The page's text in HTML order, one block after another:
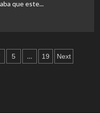
que este...
5 … 19 Next